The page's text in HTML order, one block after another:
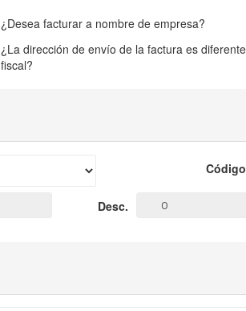
¿Desea facturar a nombre de empresa?
¿La dirección de envío de la factura es
fiscal?
Desc.